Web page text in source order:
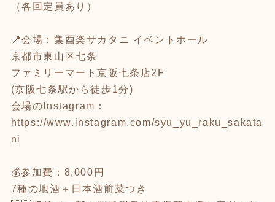
（各回定員あり）
📍会場：集酉楽サカタニ イベントホール
京都市東山区七条
ファミリーマート京阪七条店2F
(京阪七条駅から徒歩1分)
会場のInstagram：
https://www.instagram.com/syu_yu_raku_sakata
ni
💰参加費：8,000円
7種の地酒＋日本酒前菜つき